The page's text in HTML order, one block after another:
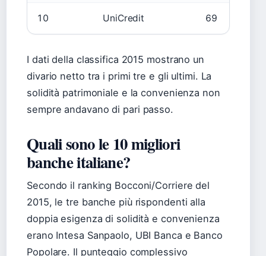
10 UniCredit 69
I dati della classifica 2015 mostrano un
divario netto tra i primi tre e gli ultimi. La
solidità patrimoniale e la convenienza non
sempre andavano di pari passo.
Quali sono le 10 migliori
banche italiane?
Secondo il ranking Bocconi/Corriere del
2015, le tre banche più rispondenti alla
doppia esigenza di solidità e convenienza
erano Intesa Sanpaolo, UBI Banca e Banco
Popolare. Il punteggio complessivo